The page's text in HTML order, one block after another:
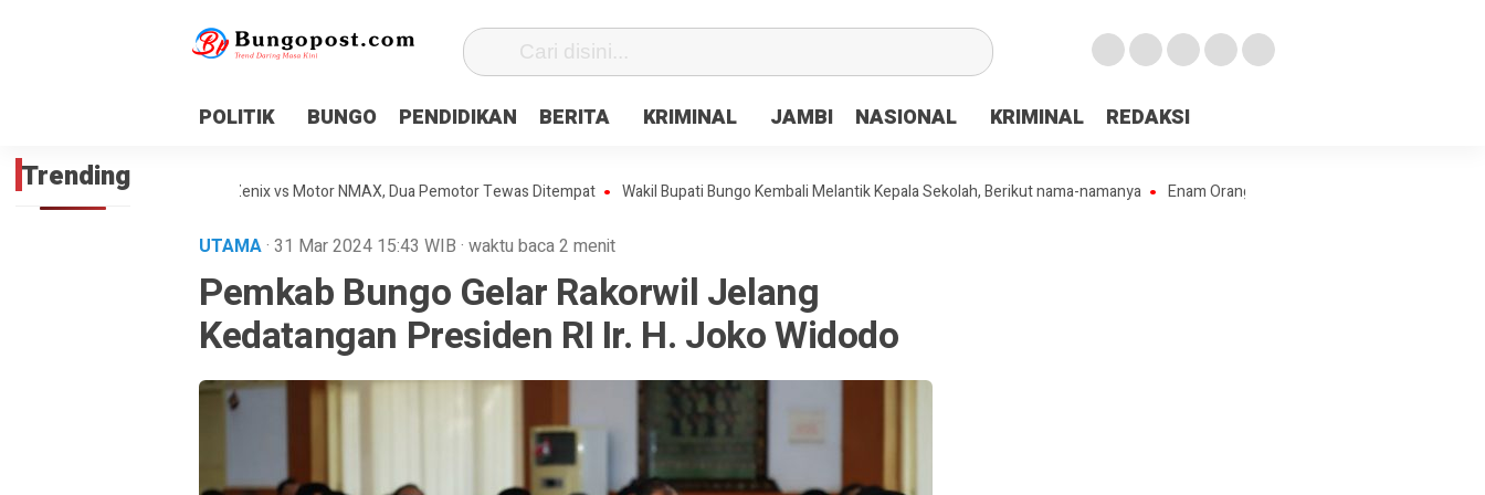
POLITIK BUNGO PENDIDIKAN BERITA KRIMINAL JAMBI NASIONAL KRIMINAL REDAKSI
Maut Antara Inova Zenix vs Motor NMAX, Dua Pemotor Tewas Ditempat Wakil Bupati Bungo Kembali Melantik Kepala Sekolah, Berikut nama-namanya Enam Orang Pekerja Penambang Ilegal “Lubang
Trending
UTAMA· 31 Mar 2024 15:43 WIB · waktu baca 2 menit
Pemkab Bungo Gelar Rakorwil Jelang
Kedatangan Presiden RI Ir. H. Joko Widodo